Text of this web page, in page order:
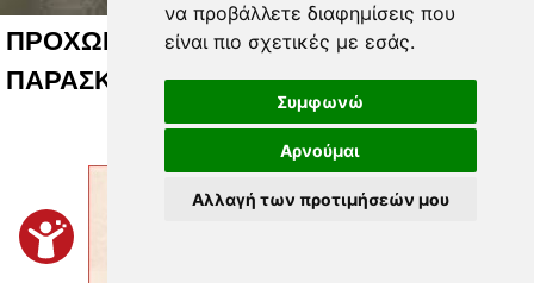
να προβάλλετε διαφημίσεις που
είναι πιο σχετικές με εσάς.
Συμφωνώ
Αρνούμαι
Αλλαγή των προτιμήσεών μου
ΠΡΟΧΩΡΑΕΙ Η ΓΕΦΥΡΑ ΤΗΣ ΑΓΙΑΣ
ΠΑΡΑΣΚΕΥΗΣ ΤΩΝ ΤΕΜΠΩΝ 29 07 2026